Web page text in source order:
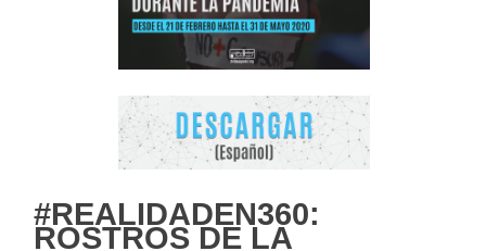
#REALIDADEN360:
ROSTROS DE LA